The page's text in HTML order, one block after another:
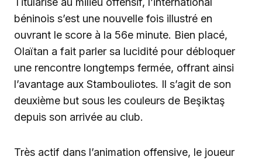
béninois s’est une nouvelle fois illustré en
ouvrant le score à la 56e minute. Bien placé,
Olaïtan a fait parler sa lucidité pour débloquer
une rencontre longtemps fermée, offrant ainsi
l’avantage aux Stambouliotes. Il s’agit de son
deuxième but sous les couleurs de Beşiktaş
depuis son arrivée au club.
Très actif dans l’animation offensive, le joueur